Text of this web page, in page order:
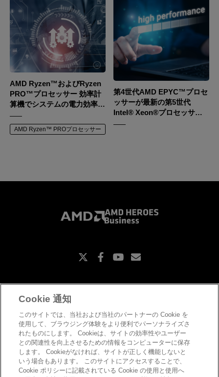
AMD Ryzen™およびRyzen
PRO™プロセッサー 効率計
算機でシステムの電力効率を
探る
AMD Ryzen™ PROプロセッサー
第4世代AMD EPYC™プロセ
ッサーが最新の第5世代
Intel® Xeon®プロセッサー
を凌駕する
Facebook
Youtube
コピーライト
プライバシーポリシー
Cookieポリシー
商標について
Cookie の設定
amd-heroes.jp
よくある質問
Cookie 通知
このサイトでは、当社および当社のパートナーの Cookie を
使用して、ブラウジング体験をより便利でパーソナライズさ
れたものにします。 Cookieは、サイトの効率性やユーザー
との関連性を向上させるための情報をコンピューターに保存
します。 Cookieがなければ、サイトが正しく機能しないと
いう場合もあります。 このサイトにアクセスすることで、
Cookie ポリシーに記載されている Cookie の使用と使用へ